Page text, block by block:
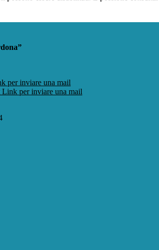
per inviare una mail
Link per inviare una mail